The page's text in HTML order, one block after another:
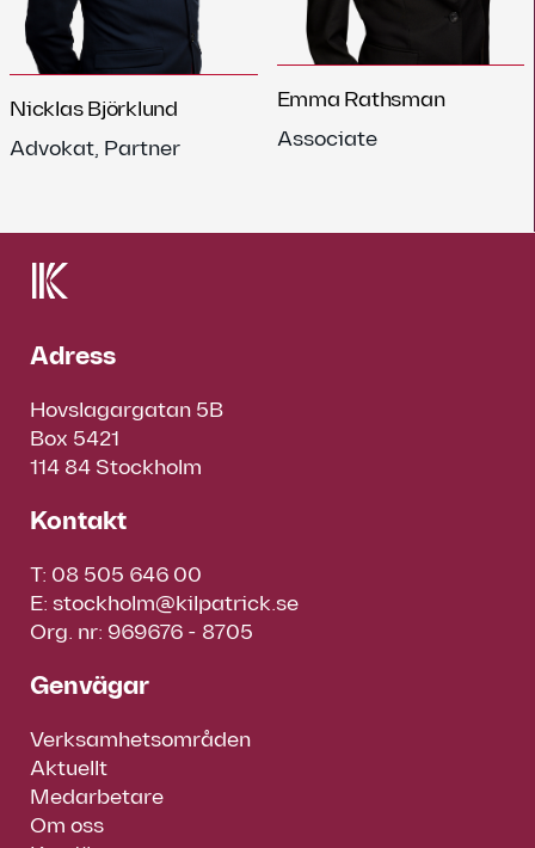
Nicklas Björklund
Advokat, Partner
Emma Rathsman
Associate
Adress
Hovslagargatan 5B
Box 5421
114 84 Stockholm
Kontakt
T: 08 505 646 00
E: stockholm@kilpatrick.se
Org. nr: 969676 - 8705
Genvägar
Verksamhetsområden
Aktuellt
Medarbetare
Om oss